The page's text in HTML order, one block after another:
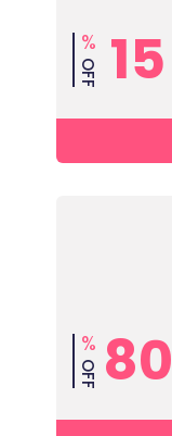
15
%
OFF
80
%
OFF